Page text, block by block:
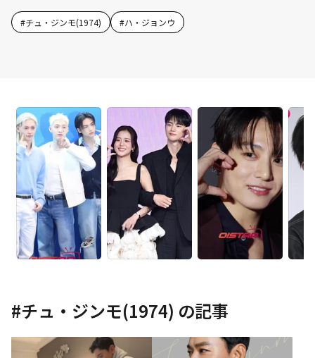
#チュ・ジンモ(1974) #ハ・ジョンウ
#チュ・ジンモ(1974) の記事